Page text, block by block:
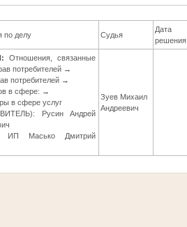
по делу Судья
Дата
решения
Отношения, связанные
потребителей →
потребителей →
в сфере: →
в сфере услуг
Русин Андрей
ИП Масько Дмитрий
Зуев Михаил
Андреевич